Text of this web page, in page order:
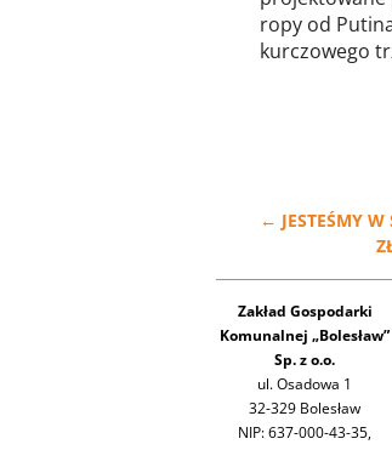
ropy od
kurczowego
← JESTEŚMY
Zakład Gospodarki
Komunalnej „Bolesław”
Sp. z o.o.
ul. Osadowa 1
32-329 Bolesław
NIP: 637-000-43-35,